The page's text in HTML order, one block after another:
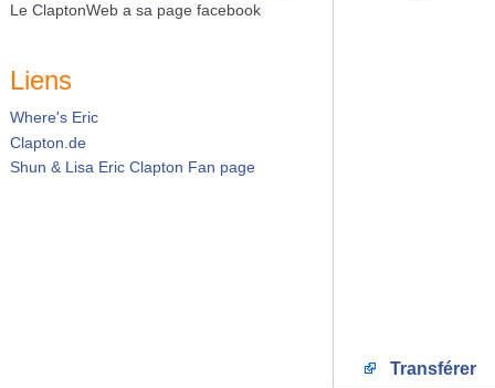
Le ClaptonWeb a sa page facebook
Liens
Where's Eric
Clapton.de
Shun & Lisa Eric Clapton Fan page
Transférer